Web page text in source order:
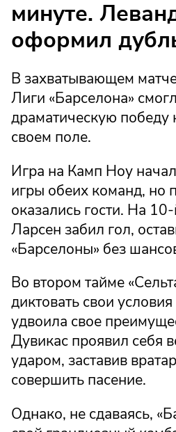
минуте.
оформил
В захватывающем
Лиги «Барселона»
драматическую победу
своем поле.
Игра на Камп Ноу
игры обеих команд, но
оказались гости. На
Ларсен забил гол,
«Барселоны» без
Во втором тайме
диктовать свои
удвоила свое
Дувикас проявил себя
ударом, заставив
совершить пасение.
Однако, не сдаваясь,